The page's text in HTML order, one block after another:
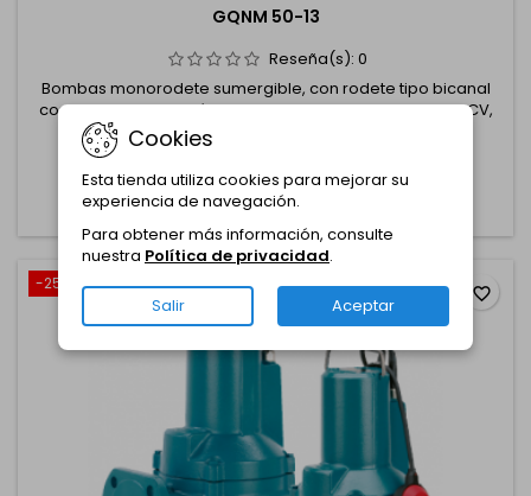
GQNM 50-13
Reseña(s): 0
Bombas monorodete sumergible, con rodete tipo bicanal
con boca de impulsión vertical roscada G 2”, 0.9 kW, 1.2 CV,
monofásico 230 V.
864,85 €
 Añadir al carrito
Entrega 8 - 10 días, salvo venta.
-25% favorite_border
Cookies
Esta tienda utiliza cookies para mejorar su
experiencia de navegación.
Para obtener más información, consulte
nuestra Política de privacidad.
Salir Aceptar